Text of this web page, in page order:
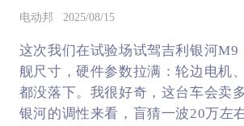
电动邦 2025/08/15
这次我们在试验场试驾吉利银河M9
舰尺寸，硬件参数拉满：轮边电机
都没落下。我很好奇，这台车会卖
银河的调性来看，盲猜一波20万左